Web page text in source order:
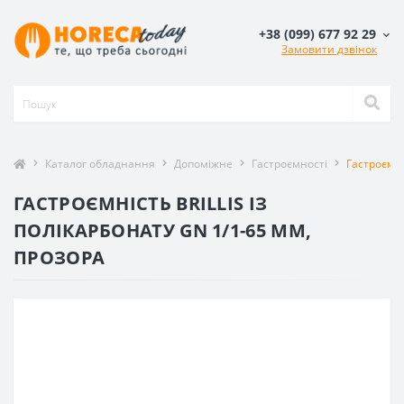
+38 (099) 677 92 29
Замовити дзвінок
Каталог обладнання Допоміжне Гастроємності
ГАСТРОЄМНІСТЬ BRILLIS ІЗ
ПОЛІКАРБОНАТУ GN 1/1-65 ММ,
ПРОЗОРА